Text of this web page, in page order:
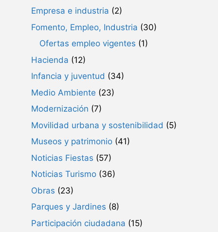
Empresa e industria (2)
Fomento, Empleo, Industria (30)
Ofertas empleo vigentes (1)
Hacienda (12)
Infancia y juventud (34)
Medio Ambiente (23)
Modernización (7)
Movilidad urbana y sostenibilidad (5)
Museos y patrimonio (41)
Noticias Fiestas (57)
Noticias Turismo (36)
Obras (23)
Parques y Jardines (8)
Participación ciudadana (15)